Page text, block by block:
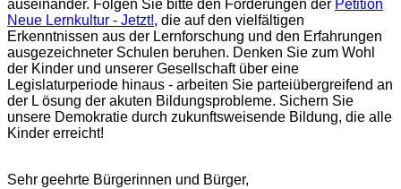
auseinander. Folgen Sie bitte den Forderungen der Petition
Neue Lernkultur - Jetzt!, die auf den vielfältigen
Erkenntnissen aus der Lernforschung und den Erfahrungen
ausgezeichneter Schulen beruhen. Denken Sie zum Wohl
der Kinder und unserer Gesellschaft über eine
Legislaturperiode hinaus - arbeiten Sie parteiübergreifend an
der L ösung der akuten Bildungsprobleme. Sichern Sie
unsere Demokratie durch zukunftsweisende Bildung, die alle
Kinder erreicht!
Sehr geehrte Bürgerinnen und Bürger,